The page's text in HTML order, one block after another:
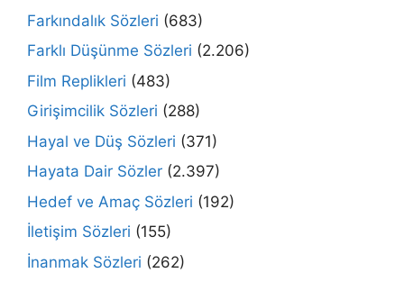
Farkındalık Sözleri (683)
Farklı Düşünme Sözleri (2.206)
Film Replikleri (483)
Girişimcilik Sözleri (288)
Hayal ve Düş Sözleri (371)
Hayata Dair Sözler (2.397)
Hedef ve Amaç Sözleri (192)
İletişim Sözleri (155)
İnanmak Sözleri (262)